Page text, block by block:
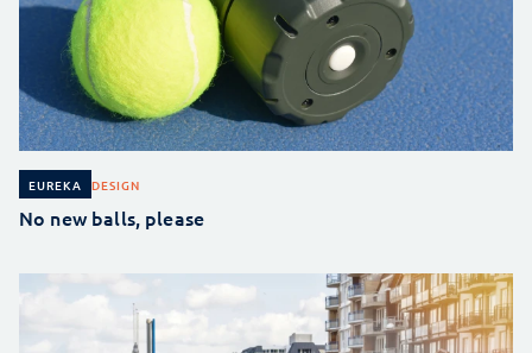
EUREKA DESIGN
No new balls, please